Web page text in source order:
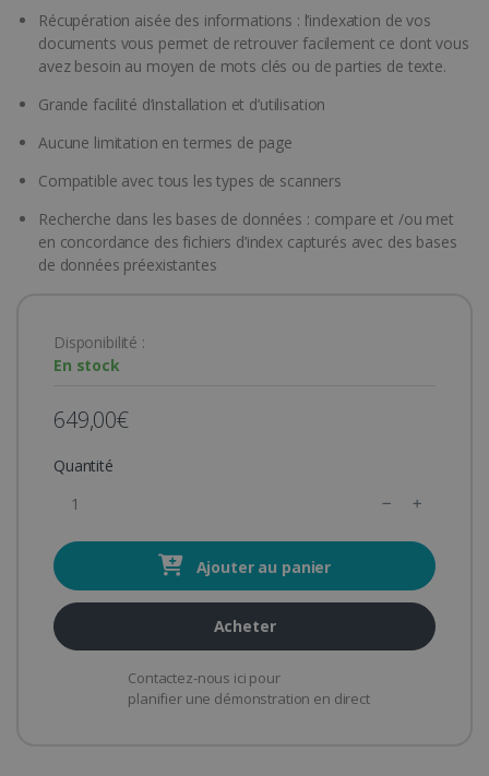
Récupération aisée des informations : l’indexation de vos
documents vous permet de retrouver facilement ce dont vous
avez besoin au moyen de mots clés ou de parties de texte.
Grande facilité d’installation et d’utilisation
Aucune limitation en termes de page
Compatible avec tous les types de scanners
Recherche dans les bases de données : compare et /ou met
en concordance des fichiers d’index capturés avec des bases
de données préexistantes
Disponibilité :
En stock
649,00€
Quantité
Ajouter au panier
Acheter
Contactez-nous ici pour
planifier une démonstration en direct